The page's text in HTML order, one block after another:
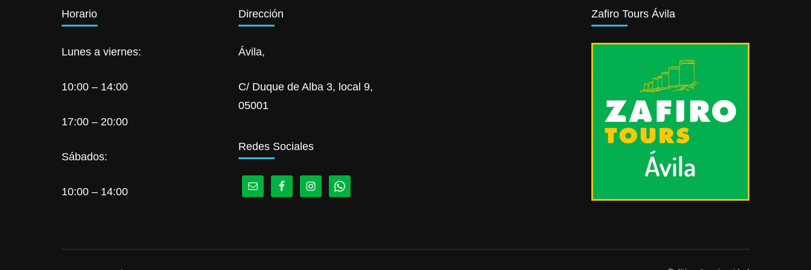
Horario
Lunes a viernes:
10:00 – 14:00
17:00 – 20:00
Sábados:
10:00 – 14:00
Dirección
Ávila,
C/ Duque de Alba 3, local 9,
05001
Redes Sociales
Zafiro Tours Ávila